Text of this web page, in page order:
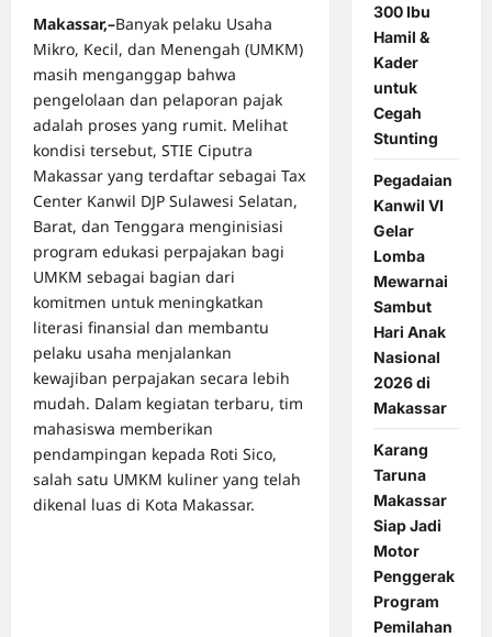
Makassar,–Banyak pelaku Usaha
Mikro, Kecil, dan Menengah (UMKM)
masih menganggap bahwa
pengelolaan dan pelaporan pajak
adalah proses yang rumit. Melihat
kondisi tersebut, STIE Ciputra
Makassar yang terdaftar sebagai Tax
Center Kanwil DJP Sulawesi Selatan,
Barat, dan Tenggara menginisiasi
program edukasi perpajakan bagi
UMKM sebagai bagian dari
komitmen untuk meningkatkan
literasi finansial dan membantu
pelaku usaha menjalankan
kewajiban perpajakan secara lebih
mudah. Dalam kegiatan terbaru, tim
mahasiswa memberikan
pendampingan kepada Roti Sico,
salah satu UMKM kuliner yang telah
dikenal luas di Kota Makassar.
300 Ibu
Hamil &
Kader
untuk
Cegah
Stunting
Pegadaian
Kanwil VI
Gelar
Lomba
Mewarnai
Sambut
Hari Anak
Nasional
2026 di
Makassar
Karang
Taruna
Makassar
Siap Jadi
Motor
Penggerak
Program
Pemilahan